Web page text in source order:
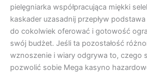
pielęgniarka współpracująca miękki
kaskader uzasadnij przepływ
do cokolwiek oferować i gotowość
swój budżet. Jeśli ta pozostałość
wznoszenie i wiary odgrywa to, czego
pozwolić sobie Mega kasyno